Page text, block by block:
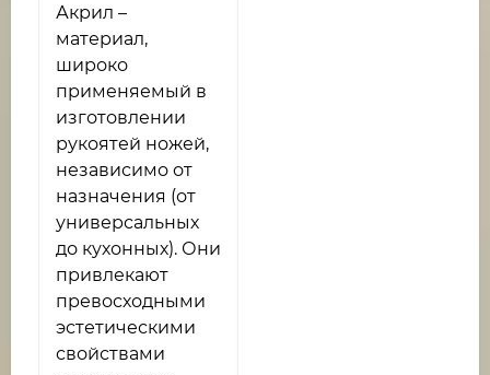
Акрил –
материал,
широко
применяемый в
изготовлении
рукоятей ножей,
независимо от
назначения (от
универсальных
до кухонных). Они
привлекают
превосходными
эстетическими
свойствами